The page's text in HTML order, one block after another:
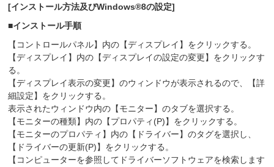
[インストール方法及びWindows®8の設定]
■インストール手順
【コントロールパネル】内の【ディスプレイ】をクリックする。
【ディスプレイ】内の【ディスプレイの設定の変更】をクリックす
る。
【ディスプレイ表示の変更】のウィンドウが表示されるので、【詳
細設定】をクリックする。
表示されたウィンドウ内の【モニター】のタブを選択する。
【モニターの種類】内の【プロパティ(P)】をクリックする。
【モニターのプロパティ】内の【ドライバー】のタグを選択し、
【ドライバーの更新(P)】をクリックする。
【コンピューターを参照してドライバーソフトウェアを検索します